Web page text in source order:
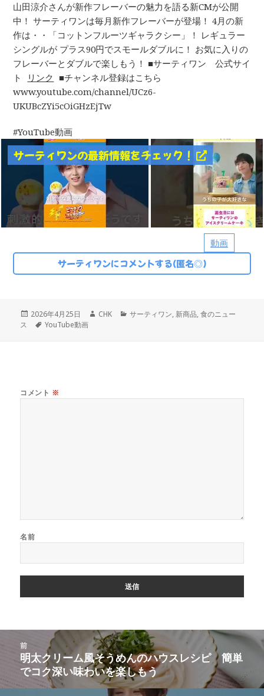
山田涼介さんが新作フレーバーの魅力を語る新CMが公開
中！ サーティワンは毎月新作フレーバーが登場！ 4月の新
作は・・「コットンフルーツギャラクシー」！ レギュラー
シングルが プラス90円でスモールダブルに！ お気に入りの
フレーバーとダブルで楽しもう！ ■サーティワン 公式サイ
ト
リンク ■チャンネル登録はこちら
www.youtube.com/channel/UCz6-
UKUBcZYi5cOiGHzEjTw
動画
YouTube動画
サーティワンの最新情報をチェック！
サーティワンにコメントする(匿名◎)
投
稿
2026年4月25日
作
CHK
カ
サーティワン, 新商品,食のニュー
ス
タ
YouTube動画
コメント ※
名前
ビ
前
前
の
投
明太クリーム風そうめんのハウスレシピ 簡単
でコク深い味わいを楽しもう